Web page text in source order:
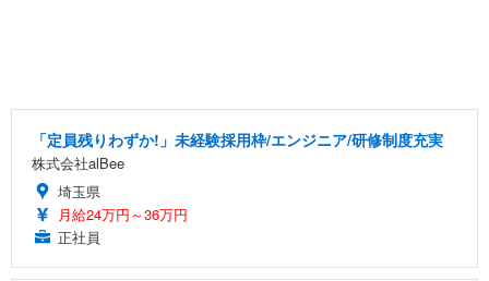
「定員残りわずか!」未経験採用枠/エンジニア/研修制度充実
株式会社alBee
埼玉県
月給24万円～36万円
正社員